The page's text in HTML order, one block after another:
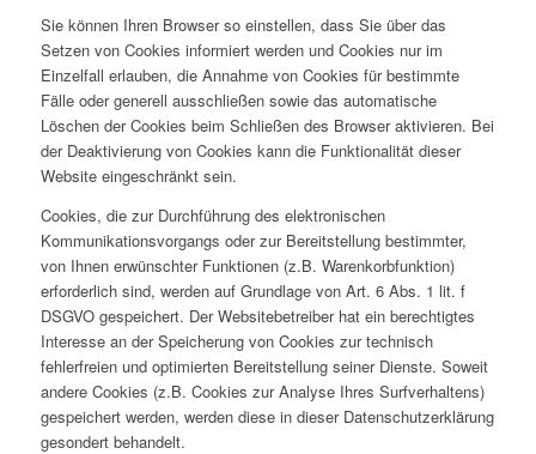
Sie können Ihren Browser so einstellen, dass Sie über das
Setzen von Cookies informiert werden und Cookies nur im
Einzelfall erlauben, die Annahme von Cookies für bestimmte
Fälle oder generell ausschließen sowie das automatische
Löschen der Cookies beim Schließen des Browser aktivieren. Bei
der Deaktivierung von Cookies kann die Funktionalität dieser
Website eingeschränkt sein.
Cookies, die zur Durchführung des elektronischen
Kommunikationsvorgangs oder zur Bereitstellung bestimmter,
von Ihnen erwünschter Funktionen (z.B. Warenkorbfunktion)
erforderlich sind, werden auf Grundlage von Art. 6 Abs. 1 lit. f
DSGVO gespeichert. Der Websitebetreiber hat ein berechtigtes
Interesse an der Speicherung von Cookies zur technisch
fehlerfreien und optimierten Bereitstellung seiner Dienste. Soweit
andere Cookies (z.B. Cookies zur Analyse Ihres Surfverhaltens)
gespeichert werden, werden diese in dieser Datenschutzerklärung
gesondert behandelt.